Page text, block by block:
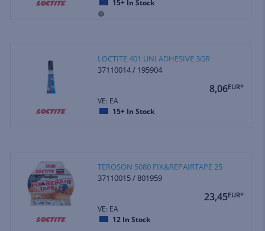
15+ In Stock
LOCTITE 401 UNI ADHESIVE 3GR
37110014 / 195904
8,06EUR*
VE: EA
15+ In Stock
TEROSON 5080 FIX&REPAIRTAPE 25
37110015 / 801959
23,45EUR*
VE: EA
12 In Stock